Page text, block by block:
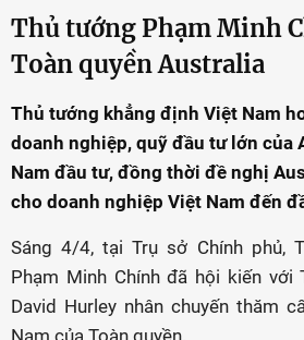
Thủ tướng Phạm Minh
Toàn quyền Australia
Thủ tướng khẳng định Việt Nam
doanh nghiệp, quỹ đầu tư lớn của
Nam đầu tư, đồng thời đề nghị
cho doanh nghiệp Việt Nam đến
Sáng 4/4, tại Trụ sở Chính phủ,
Phạm Minh Chính đã hội kiến với
David Hurley nhân chuyến thăm
Nam của Toàn quyền.